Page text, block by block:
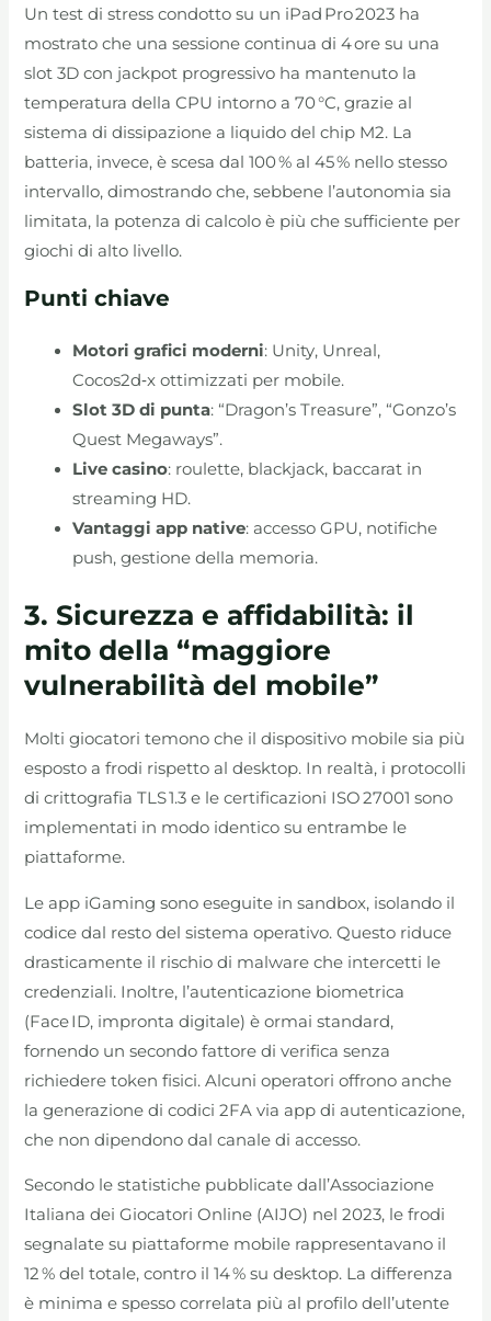
Un test di stress condotto su un iPad Pro 2023 ha
mostrato che una sessione continua di 4 ore su una
slot 3D con jackpot progressivo ha mantenuto la
temperatura della CPU intorno a 70 °C, grazie al
sistema di dissipazione a liquido del chip M2. La
batteria, invece, è scesa dal 100 % al 45 % nello stesso
intervallo, dimostrando che, sebbene l’autonomia sia
limitata, la potenza di calcolo è più che sufficiente per
giochi di alto livello.
Punti chiave
Motori grafici moderni: Unity, Unreal,
Cocos2d‑x ottimizzati per mobile.
Slot 3D di punta: “Dragon’s Treasure”, “Gonzo’s
Quest Megaways”.
Live casino: roulette, blackjack, baccarat in
streaming HD.
Vantaggi app native: accesso GPU, notifiche
push, gestione della memoria.
3. Sicurezza e affidabilità: il
mito della “maggiore
vulnerabilità del mobile”
Molti giocatori temono che il dispositivo mobile sia più
esposto a frodi rispetto al desktop. In realtà, i protocolli
di crittografia TLS 1.3 e le certificazioni ISO 27001 sono
implementati in modo identico su entrambe le
piattaforme.
Le app iGaming sono eseguite in sandbox, isolando il
codice dal resto del sistema operativo. Questo riduce
drasticamente il rischio di malware che intercetti le
credenziali. Inoltre, l’autenticazione biometrica
(Face ID, impronta digitale) è ormai standard,
fornendo un secondo fattore di verifica senza
richiedere token fisici. Alcuni operatori offrono anche
la generazione di codici 2FA via app di autenticazione,
che non dipendono dal canale di accesso.
Secondo le statistiche pubblicate dall’Associazione
Italiana dei Giocatori Online (AIJO) nel 2023, le frodi
segnalate su piattaforme mobile rappresentavano il
12 % del totale, contro il 14 % su desktop. La differenza
è minima e spesso correlata più al profilo dell’utente